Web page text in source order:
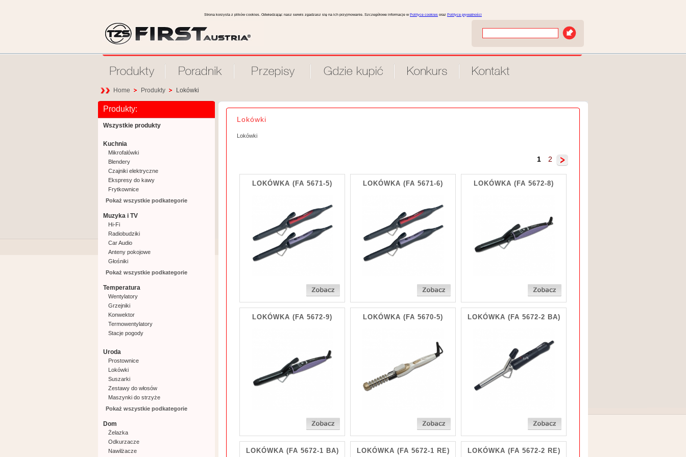
Strona korzysta z plików cookies. Odwiedzając nasz serwis zgadzasz się na ich przyjmowanie. Szczegółowe informacje w Polityce cookies oraz Polityce prywatności
Home Produkty Lokówki
Lokówki
Lokówki
1 2
LOKÓWKA (FA 5671-5) LOKÓWKA (FA 5671-6) LOKÓWKA (FA 5672-8)
LOKÓWKA (FA 5672-9) LOKÓWKA (FA 5670-5) LOKÓWKA (FA 5672-2 BA)
LOKÓWKA (FA 5672-1 BA) LOKÓWKA (FA 5672-1 RE) LOKÓWKA (FA 5672-2 RE)
Produkty:
Wszystkie produkty
Kuchnia
Mikrofalówki
Blendery
Czajniki elektryczne
Ekspresy do kawy
Frytkownice
Gofrownice
Jajowary
Krajalnice
Kuchenki elektryczne
Miksery
Młynki do kawy
Opiekacze
Parowary
Piekarniki
Rozdrabniacze
Roboty kuchenne
Sokowirówki
Suszarki do grzybów
Wypiekacze do chleba
Tostery
Spieniacze do mleka
Wyciskacze
Kombiwary
Pozostałe
Maszynki do mielenia
Pokaż wszystkie podkategorie
Muzyka i TV
Hi-Fi
Radiobudziki
Car Audio
Anteny pokojowe
Głośniki
Radia
Pokaż wszystkie podkategorie
Temperatura
Wentylatory
Grzejniki
Konwektor
Termowentylatory
Stacje pogody
Uroda
Prostownice
Lokówki
Suszarki
Zestawy do włosów
Maszynki do strzyże
Wagi łazienkowe
Manicure
Pozostałe uroda
Pokaż wszystkie podkategorie
Dom
Żelazka
Odkurzacze
Nawilżacze